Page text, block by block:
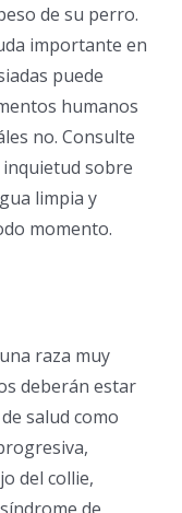
de su perro.
importante en
puede
humanos
no. Consulte
sobre
limpia y
momento.
raza muy
deberán estar
salud como
del collie,